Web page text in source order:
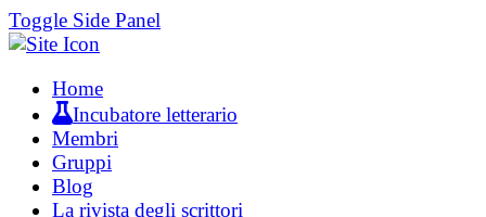
Toggle Side Panel
Home
Incubatore letterario
Membri
Gruppi
Blog
La rivista degli scrittori